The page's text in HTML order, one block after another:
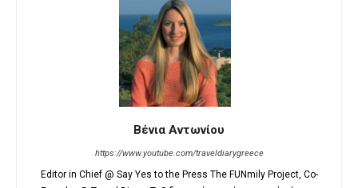
Βένια Αντωνίου
https://www.youtube.com/traveldiarygreece
Editor in Chief @ Say Yes to the Press The FUNmily Project, Co-